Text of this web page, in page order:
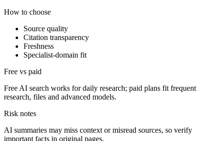
How to choose
Source quality
Citation transparency
Freshness
Specialist-domain fit
Free vs paid
Free AI search works for daily research; paid plans fit frequent
research, files and advanced models.
Risk notes
AI summaries may miss context or misread sources, so verify
important facts in original pages.